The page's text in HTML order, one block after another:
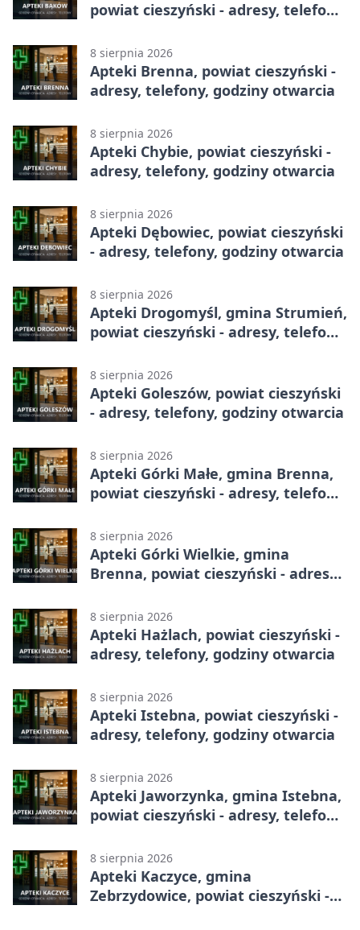
powiat cieszyński - adresy, telefony,
8 sierpnia 2026
Apteki Brenna, powiat cieszyński -
adresy, telefony, godziny otwarcia
8 sierpnia 2026
Apteki Chybie, powiat cieszyński -
adresy, telefony, godziny otwarcia
8 sierpnia 2026
Apteki Dębowiec, powiat cieszyński
- adresy, telefony, godziny otwarcia
8 sierpnia 2026
Apteki Drogomyśl, gmina Strumień,
powiat cieszyński - adresy, telefony,
8 sierpnia 2026
Apteki Goleszów, powiat cieszyński
- adresy, telefony, godziny otwarcia
8 sierpnia 2026
Apteki Górki Małe, gmina Brenna,
powiat cieszyński - adresy, telefony,
8 sierpnia 2026
Apteki Górki Wielkie, gmina
Brenna, powiat cieszyński - adresy,
8 sierpnia 2026
Apteki Hażlach, powiat cieszyński -
adresy, telefony, godziny otwarcia
8 sierpnia 2026
Apteki Istebna, powiat cieszyński -
adresy, telefony, godziny otwarcia
8 sierpnia 2026
Apteki Jaworzynka, gmina Istebna,
powiat cieszyński - adresy, telefony,
8 sierpnia 2026
Apteki Kaczyce, gmina
Zebrzydowice, powiat cieszyński -